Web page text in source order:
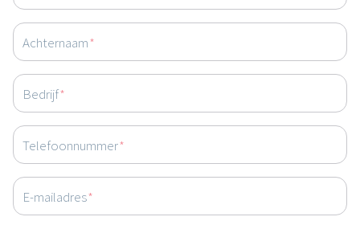
Achternaam*
Bedrijf*
Telefoonnummer*
E-mailadres*